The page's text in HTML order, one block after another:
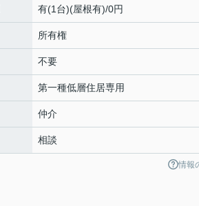
有(1台)(屋根有)/0円
所有権
不要
第一種低層住居専用
仲介
相談
情報